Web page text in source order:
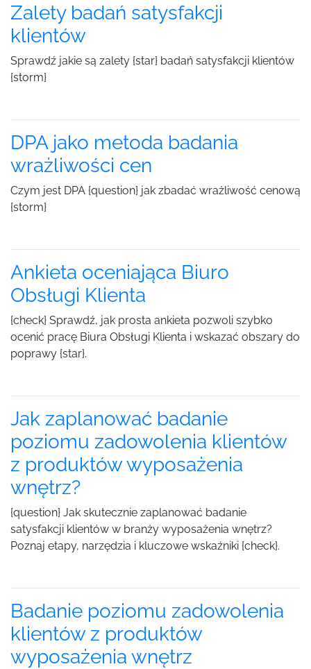
Zalety badań satysfakcji
klientów
Sprawdź jakie są zalety {star} badań satysfakcji klientów
{storm}
DPA jako metoda badania
wrażliwości cen
Czym jest DPA {question} jak zbadać wrażliwość cenową
{storm}
Ankieta oceniająca Biuro
Obsługi Klienta
{check} Sprawdź, jak prosta ankieta pozwoli szybko
ocenić pracę Biura Obsługi Klienta i wskazać obszary do
poprawy {star}.
Jak zaplanować badanie
poziomu zadowolenia klientów
z produktów wyposażenia
wnętrz?
{question} Jak skutecznie zaplanować badanie
satysfakcji klientów w branży wyposażenia wnętrz?
Poznaj etapy, narzędzia i kluczowe wskaźniki {check}.
Badanie poziomu zadowolenia
klientów z produktów
wyposażenia wnętrz